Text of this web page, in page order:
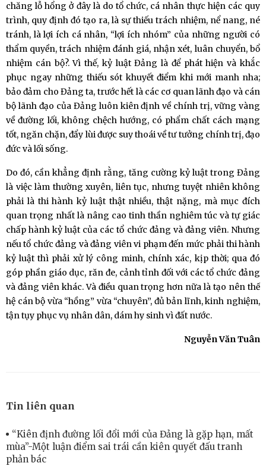
chăng lỗ hổng ở đây là do tổ chức, cá nhân thực hiện các quy
trình, quy định đó tạo ra, là sự thiếu trách nhiệm, nể nang, né
tránh, là lợi ích cá nhân, “lợi ích nhóm” của những người có
thẩm quyền, trách nhiệm đánh giá, nhận xét, luân chuyển, bổ
nhiệm cán bộ?. Vì thế, kỷ luật Đảng là để phát hiện và khắc
phục ngay những thiếu sót khuyết điểm khi mới manh nha;
bảo đảm cho Đảng ta, trước hết là các cơ quan lãnh đạo và cán
bộ lãnh đạo của Đảng luôn kiên định về chính trị, vững vàng
về đường lối, không chệch hướng, có phẩm chất cách mạng
tốt, ngăn chặn, đẩy lùi được suy thoái về tư tưởng chính trị, đạo
đức và lối sống.
Do đó, cần khẳng định rằng, tăng cường kỷ luật trong Đảng
là việc làm thường xuyên, liên tục, nhưng tuyệt nhiên không
phải là thi hành kỷ luật thật nhiều, thật nặng, mà mục đích
quan trọng nhất là nâng cao tinh thần nghiêm túc và tự giác
chấp hành kỷ luật của các tổ chức đảng và đảng viên. Nhưng
nếu tổ chức đảng và đảng viên vi phạm đến mức phải thi hành
kỷ luật thì phải xử lý công minh, chính xác, kịp thời; qua đó
góp phần giáo dục, răn đe, cảnh tỉnh đối với các tổ chức đảng
và đảng viên khác. Và điều quan trọng hơn nữa là tạo nên thế
hệ cán bộ vừa “hồng” vừa “chuyên”, đủ bản lĩnh, kinh nghiệm,
tận tụy phục vụ nhân dân, dám hy sinh vì đất nước.
Nguyễn Văn Tuân
Tin liên quan
“Kiên định đường lối đổi mới của Đảng là gặp hạn, mất
mùa”-Một luận điểm sai trái cần kiên quyết đấu tranh
phản bác